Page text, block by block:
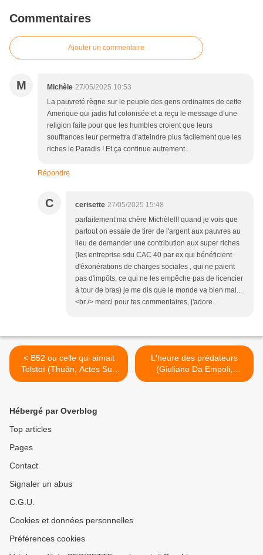
Commentaires
Ajouter un commentaire
M Michèle 27/05/2025 10:53
La pauvreté règne sur le peuple des gens ordinaires de cette
Amerique qui jadis fut colonisée et a reçu le message d’une
religion faite pour que les humbles croient que leurs
souffrances leur permettra d’atteindre plus facilement que les
riches le Paradis ! Et ça continue autrement…
Répondre
C cerisette 27/05/2025 15:48
parfaitement ma chère Michèle!!! quand je vois que
partout on essaie de tirer de l'argent aux pauvres au
lieu de demander une contribution aux super riches
(les entreprise sdu CAC 40 par ex qui bénéficient
d'éxonérations de charges sociales , qui ne paient
pas d'impôts, ce qui ne les empêche pas de licencier
à tour de bras) je me dis que le monde va bien mal...
<br /> merci pour tes commentaires, j'adore...
< B52 ou celle qui aimait
Tolstoï (Thuân, Actes Sud
2025)
L'heure des prédateurs
(Giuliano Da Empoli,
Gallimard 2025) >
Hébergé par Overblog
Top articles
Pages
Contact
Signaler un abus
C.G.U.
Cookies et données personnelles
Préférences cookies